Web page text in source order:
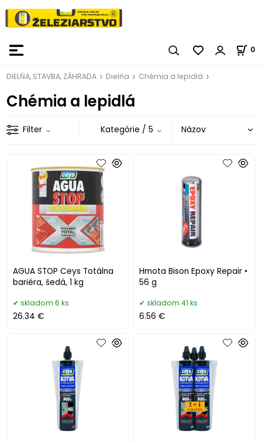
0
DIELŇA, STAVBA, ZÁHRADA Dielňa Chémia a lepidlá
Chémia a lepidlá
Filter Kategórie / 5
AGUA STOP Ceys Totálna
bariéra, šedá, 1 kg
skladom 6 ks
26.34 €
Hmota Bison Epoxy Repair •
56 g
skladom 41 ks
6.56 €